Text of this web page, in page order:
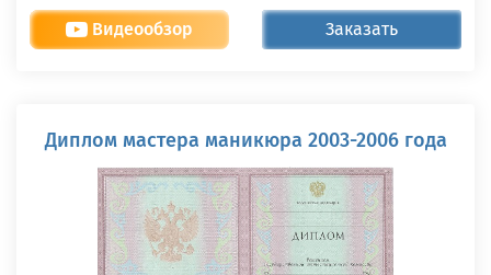
Видеообзор Заказать
Диплом мастера маникюра 2003-2006 года